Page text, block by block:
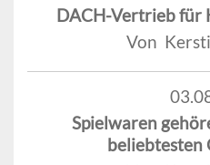
DACH-Vertrieb für
Von
Spielwaren
beliebtesten